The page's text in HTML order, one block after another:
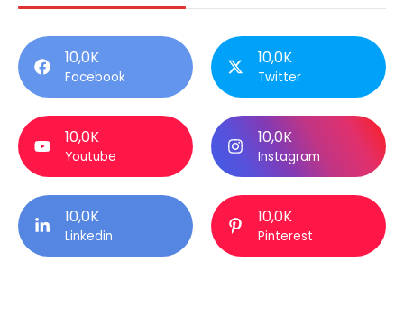
10,0K
Facebook
10,0K
Twitter
10,0K
Youtube
10,0K
Instagram
10,0K
Linkedin
10,0K
Pinterest